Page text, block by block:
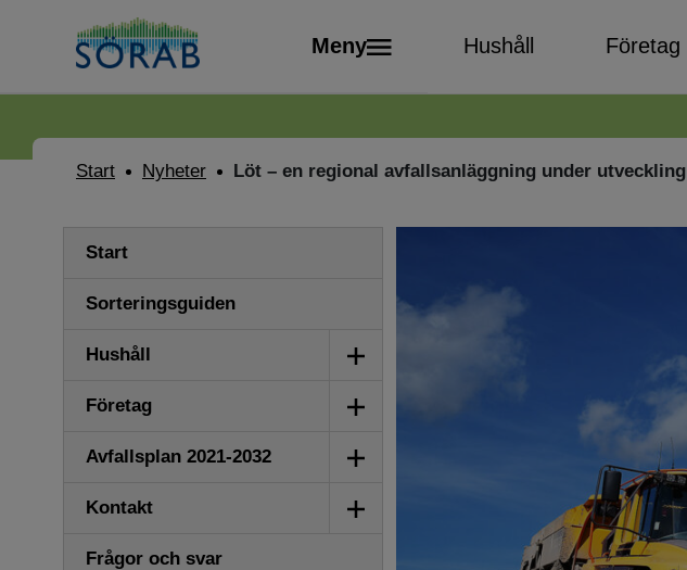
Meny Hushåll Företag
Start Nyheter Löt – en regional avfallsanläggning under utveckling
Start
Sorteringsguiden
Hushåll
Visa/dölj
Företag
Visa/dölj
Avfallsplan 2021-2032
Visa/dölj
Kontakt
Visa/dölj
Frågor och svar